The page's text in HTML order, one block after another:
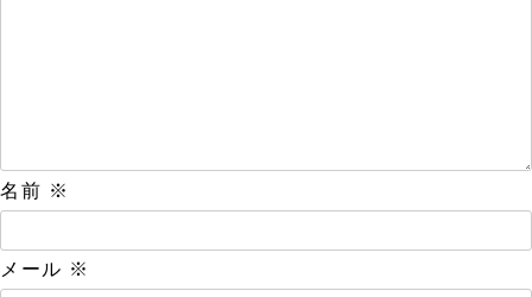
名前 ※
メール ※